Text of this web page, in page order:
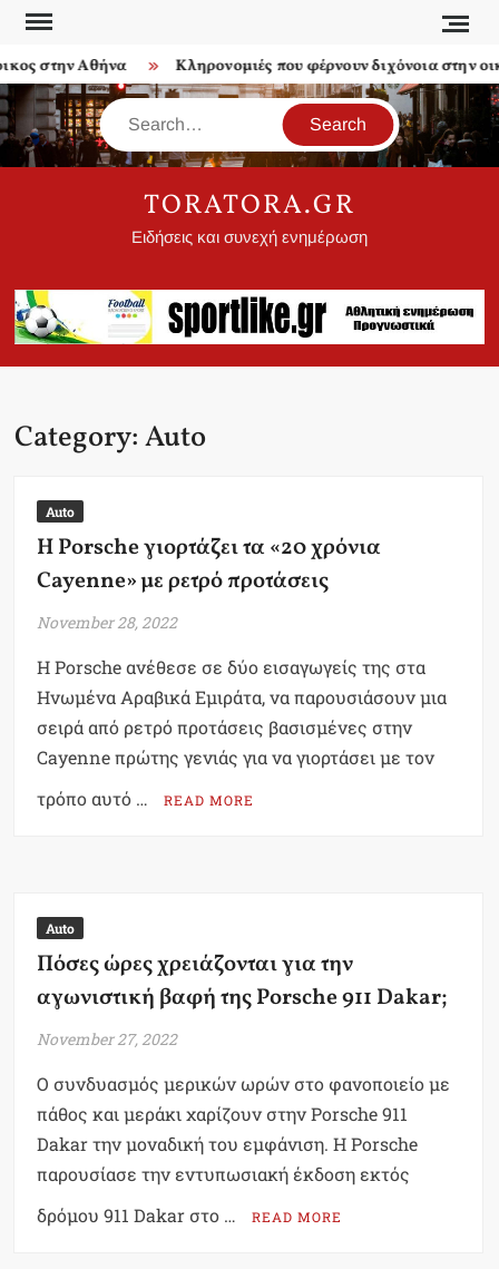
Skip
content
στην Αθήνα Κληρονομιές που φέρνουν διχόνοια στην
Search
TORATORA.GR
Ειδήσεις και συνεχή ενημέρωση
Category:Auto
Auto
H Porsche γιορτάζει τα «20 χρόνια
Cayenne» με ρετρό προτάσεις
November 28, 2022
Η Porsche ανέθεσε σε δύο εισαγωγείς της στα
Ηνωμένα Αραβικά Εμιράτα, να παρουσιάσουν μια
σειρά από ρετρό προτάσεις βασισμένες στην
Cayenne πρώτης γενιάς για να γιορτάσει με τον
τρόπο αυτό …
READ MORE
Auto
Πόσες ώρες χρειάζονται για την
αγωνιστική βαφή της Porsche 911 Dakar;
November 27, 2022
Ο συνδυασμός μερικών ωρών στο φανοποιείο με
πάθος και μεράκι χαρίζουν στην Porsche 911
Dakar την μοναδική του εμφάνιση. Η Porsche
παρουσίασε την εντυπωσιακή έκδοση εκτός
δρόμου 911 Dakar στο …
READ MORE